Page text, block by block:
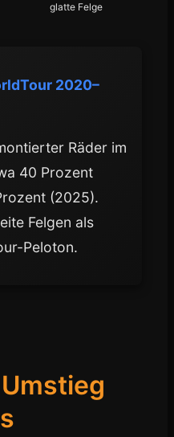
glatte Felge
2020–
Räder im
40 Prozent
(2025).
Felgen als
Peloton.